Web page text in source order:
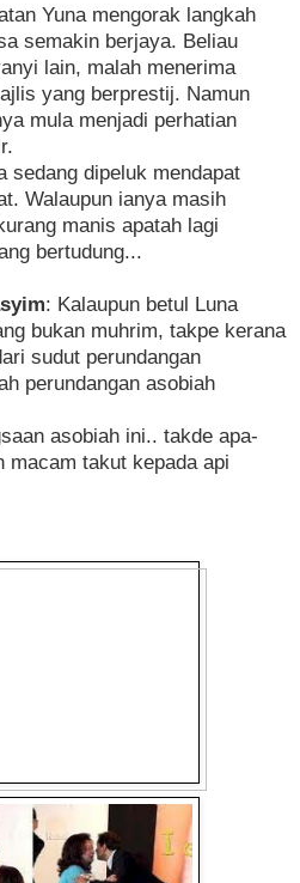
Yuna mengorak langkah
semakin berjaya. Beliau
lain, malah menerima
yang berprestij. Namun
mula menjadi perhatian
sedang dipeluk mendapat
Walaupun ianya masih
manis apatah lagi
bertudung...
: Kalaupun betul Luna
bukan muhrim, takpe kerana
sudut perundangan
perundangan asobiah
asobiah ini.. takde apa-
macam takut kepada api